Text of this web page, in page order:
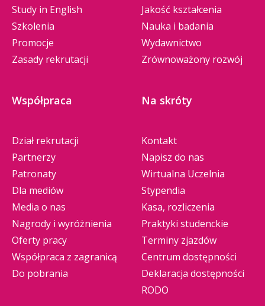
Study in English
Szkolenia
Promocje
Zasady rekrutacji
Jakość kształcenia
Nauka i badania
Wydawnictwo
Zrównoważony rozwój
Współpraca
Dział rekrutacji
Partnerzy
Patronaty
Dla mediów
Media o nas
Nagrody i wyróżnienia
Oferty pracy
Współpraca z zagranicą
Do pobrania
Na skróty
Kontakt
Napisz do nas
Wirtualna Uczelnia
Stypendia
Kasa, rozliczenia
Praktyki studenckie
Terminy zjazdów
Centrum dostępności
Deklaracja dostępności
RODO